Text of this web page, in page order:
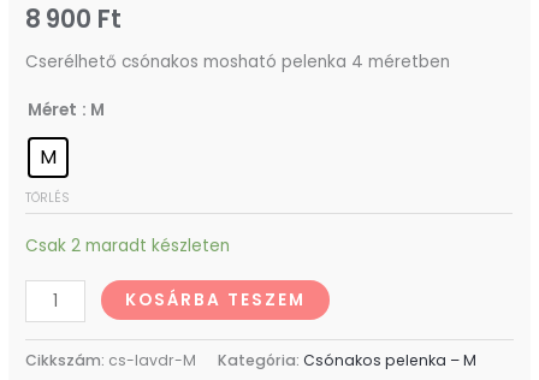
8 900 Ft
‎Cserélhető csónakos mosható pelenka 4 méretben
Méret : M
M
TÖRLÉS
Csak 2 maradt készleten
KOSÁRBA TESZEM
Cikkszám: cs-lavdr-M Kategória:Csónakos pelenka – M